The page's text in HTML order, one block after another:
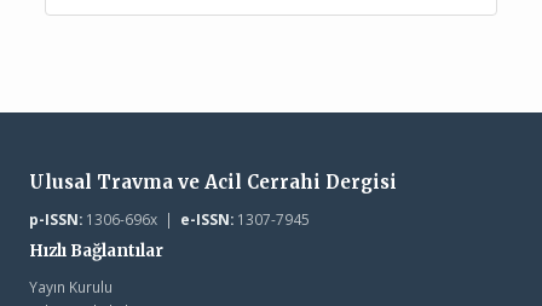
Ulusal Travma ve Acil Cerrahi Dergisi
p-ISSN:1306-696x | e-ISSN:1307-7945
Hızlı Bağlantılar
Yayın Kurulu